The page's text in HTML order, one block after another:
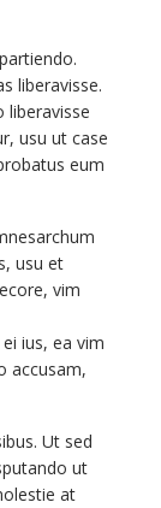
liberavisse.
liberavisse
usu ut case
eum
usu et
vim
ius, ea vim
accusam,
Ut sed
ut
at